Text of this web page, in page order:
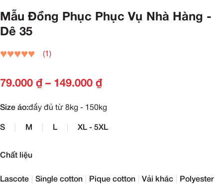
Mẫu Đồng Phục Phục Vụ Nhà Hàng -
Dê 35
(1)
79.000 ₫ – 149.000 ₫
Size áo:đầy đủ từ 8kg - 150kg
S M L XL - 5XL
Chất liệu
Lascote Single cotton Pique cotton Vải khác Polyester